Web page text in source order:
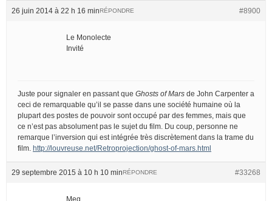
26 juin 2014 à 22 h 16 min #8900
RÉPONDRE
Le Monolecte
Invité
Juste pour signaler en passant que Ghosts of Mars de John Carpenter a
ceci de remarquable qu’il se passe dans une société humaine où la
plupart des postes de pouvoir sont occupé par des femmes, mais que
ce n’est pas absolument pas le sujet du film. Du coup, personne ne
remarque l’inversion qui est intégrée très discrètement dans la trame du
film. http://louvreuse.net/Retroprojection/ghost-of-mars.html
29 septembre 2015 à 10 h 10 min #33268
RÉPONDRE
Meg